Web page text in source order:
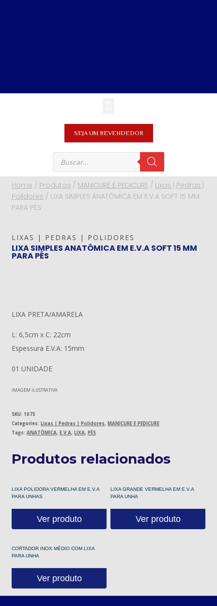
SEJA UM REVENDEDOR
Home / Produtos / MANICURE E PEDICURE / Lixas | Pedras |
Polidores / LIXA SIMPLES ANATÔMICA EM E.V.A SOFT 15 MM
PARA PÉS
LIXAS | PEDRAS | POLIDORES
LIXA SIMPLES ANATÔMICA EM E.V.A SOFT 15 MM
PARA PÉS
LIXA PRETA/AMARELA
L: 6,5cm x C: 22cm
Espessura E.V.A: 15mm
01 UNIDADE
IMAGEM ILUSTRATIVA
SKU: 1075
Categories: Lixas | Pedras | Polidores, MANICURE E PEDICURE
Tags: ANATÔMICA, E.V.A, LIXA, PÉS
Produtos relacionados
LIXA POLIDORA VERMELHA EM E.V.A
PARA UNHAS
Ver produto
LIXA GRANDE VERMELHA EM E.V.A
PARA UNHA
Ver produto
CORTADOR INOX MÉDIO COM LIXA
PARA UNHA
Ver produto